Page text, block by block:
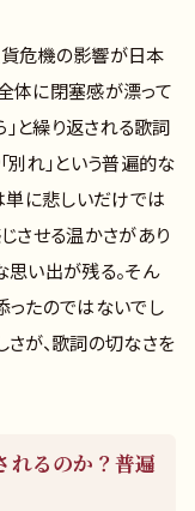
貨危機の影響が日本
体に閉塞感が漂って
」と繰り返される歌詞
別れ」という普遍的な
単に悲しいだけでは
させる温かさがあり
思い出が残る。そん
ったのではないでし
さが、歌詞の切なさを
れるのか？普遍